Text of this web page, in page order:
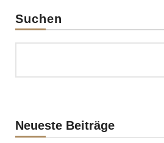
Suchen
Neueste Beiträge